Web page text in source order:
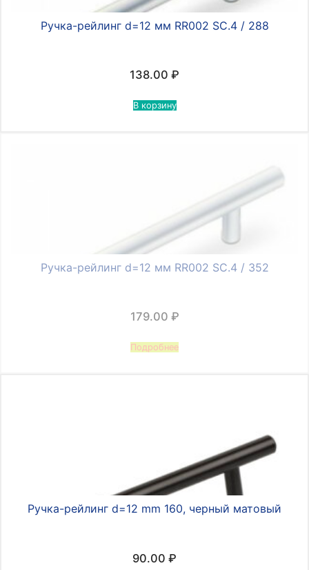
Ручка-рейлинг d=12 мм RR002 SC.4 / 288
138.00 ₽
В корзину
Ручка-рейлинг d=12 мм RR002 SC.4 / 352
179.00 ₽
Подробнее
Ручка-рейлинг d=12 mm 160, черный матовый
90.00 ₽